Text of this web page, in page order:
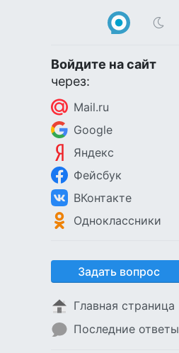
Войдите на сайт
через:
Mail.ru
Google
Яндекс
Фейсбук
ВКонтакте
Одноклассники
Задать вопрос
Главная страница
Последние ответы